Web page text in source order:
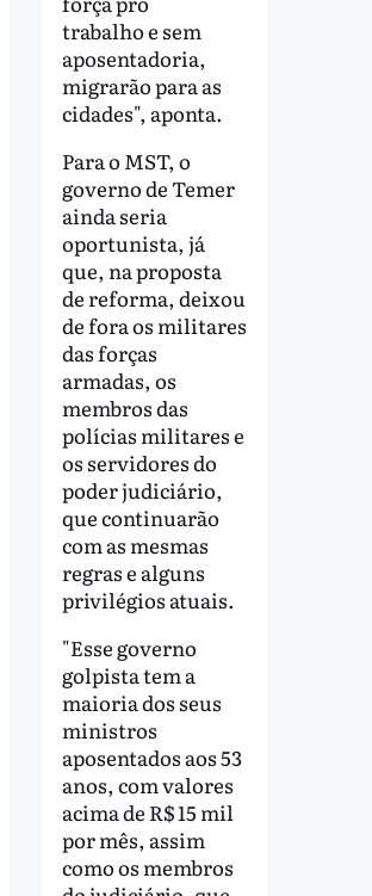
trabalho e sem
aposentadoria,
migrarão para as
cidades", aponta.
Para o MST, o
governo de Temer
ainda seria
oportunista, já
que, na proposta
de reforma, deixou
de fora os militares
das forças
armadas, os
membros das
polícias militares e
os servidores do
poder judiciário,
que continuarão
com as mesmas
regras e alguns
privilégios atuais.
"Esse governo
golpista tem a
maioria dos seus
ministros
aposentados aos 53
anos, com valores
acima de R$ 15 mil
por mês, assim
como os membros